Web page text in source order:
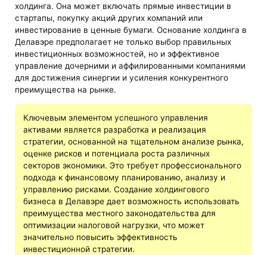
холдинга. Она может включать прямые инвестиции в
стартапы, покупку акций других компаний или
инвестирование в ценные бумаги. Основание холдинга в
Делавэре предполагает не только выбор правильных
инвестиционных возможностей, но и эффективное
управление дочерними и аффилированными компаниями
для достижения синергии и усиления конкурентного
преимущества на рынке.
Ключевым элементом успешного управления
активами является разработка и реализация
стратегии, основанной на тщательном анализе рынка,
оценке рисков и потенциала роста различных
секторов экономики. Это требует профессионального
подхода к финансовому планированию, анализу и
управлению рисками. Создание холдингового
бизнеса в Делавэре дает возможность использовать
преимущества местного законодательства для
оптимизации налоговой нагрузки, что может
значительно повысить эффективность
инвестиционной стратегии.